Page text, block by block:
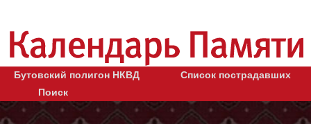
Бутовский полигон НКВД
Список пострадавших
Поиск